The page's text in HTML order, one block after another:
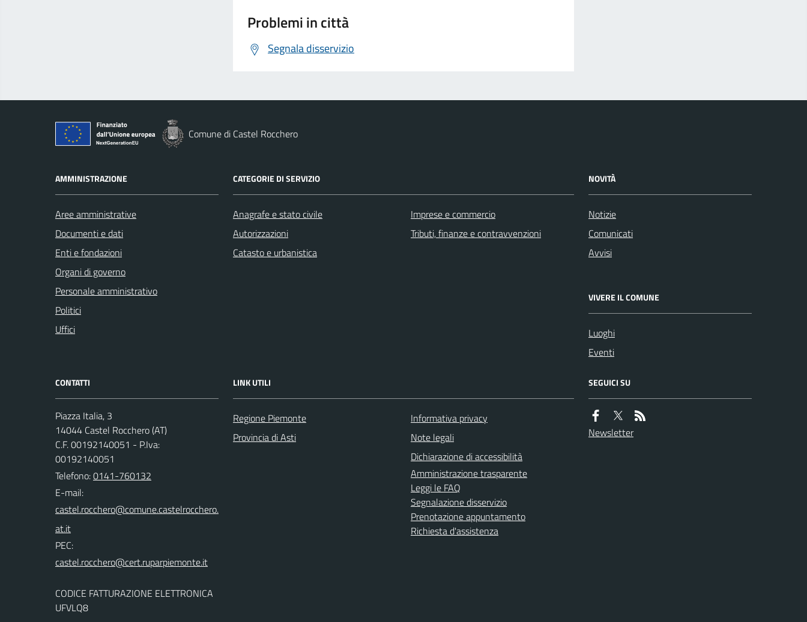
Problemi in città
Segnala disservizio
Comune di Castel Rocchero
AMMINISTRAZIONE
Aree amministrative
Documenti e dati
Enti e fondazioni
Organi di governo
Personale amministrativo
Politici
Uffici
CATEGORIE DI SERVIZIO
Anagrafe e stato civile
Autorizzazioni
Catasto e urbanistica
Imprese e commercio
Tributi, finanze e contravvenzioni
NOVITÀ
Notizie
Comunicati
Avvisi
VIVERE IL COMUNE
Luoghi
Eventi
CONTATTI
Piazza Italia, 3
14044 Castel Rocchero (AT)
C.F. 00192140051 - P.Iva:
00192140051
Telefono:0141-760132
E-mail:
PEC:
CODICE FATTURAZIONE ELETTRONICA
UFVLQ8
LINK UTILI
Regione Piemonte
Provincia di Asti
Informativa privacy
Note legali
Dichiarazione di accessibilità
Amministrazione trasparente
Leggi le FAQ
Segnalazione disservizio
Prenotazione appuntamento
Richiesta d'assistenza
SEGUICI SU
Newsletter